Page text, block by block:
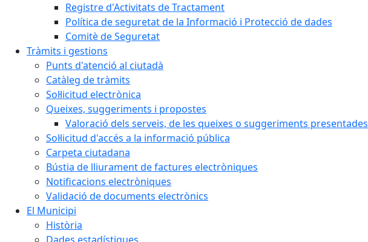
Registre d'Activitats de Tractament
Política de seguretat de la Informació i Protecció de dades
Comitè de Seguretat
Tràmits i gestions
Punts d'atenció al ciutadà
Catàleg de tràmits
Sol·licitud electrònica
Queixes, suggeriments i propostes
Valoració dels serveis, de les queixes o suggeriments presentades
Sol·licitud d'accés a la informació pública
Carpeta ciutadana
Bústia de lliurament de factures electròniques
Notificacions electròniques
Validació de documents electrònics
El Municipi
Història